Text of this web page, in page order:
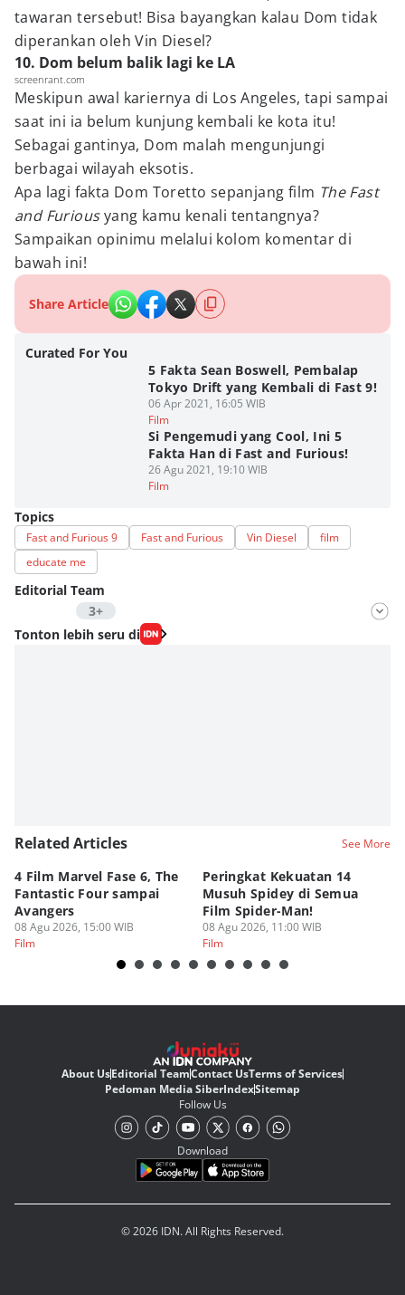
tawaran tersebut! Bisa bayangkan kalau Dom tidak
diperankan oleh Vin Diesel?
10. Dom belum balik lagi ke LA
screenrant.com
Meskipun awal kariernya di Los Angeles, tapi sampai
saat ini ia belum kunjung kembali ke kota itu!
Sebagai gantinya, Dom malah mengunjungi
berbagai wilayah eksotis.
Apa lagi fakta Dom Toretto sepanjang film The Fast
and Furiousyang kamu kenali tentangnya?
Sampaikan opinimu melalui kolom komentar di
bawah ini!
Share Article
Curated For You
5 Fakta Sean Boswell, Pembalap
Tokyo Drift yang Kembali di Fast 9!
06 Apr 2021, 16:05 WIB
Film
Si Pengemudi yang Cool, Ini 5
Fakta Han di Fast and Furious!
26 Agu 2021, 19:10 WIB
Film
Topics
Fast and Furious 9 Fast and Furious Vin Diesel
film
educate me
Editorial Team
3+
Editor
Fahrul Razi Uni Nurullah
Tonton lebih seru di
Related Articles See More
4 Film Marvel Fase 6, The
Fantastic Four sampai
Avangers
08 Agu 2026, 15:00 WIB
Film
Peringkat Kekuatan 14
Musuh Spidey di Semua
Film Spider-Man!
08 Agu 2026, 11:00 WIB
Film
About UsEditorial TeamContact UsTerms of Services
Pedoman Media SiberIndexSitemap
Follow Us
Download
© 2026 IDN. All Rights Reserved.